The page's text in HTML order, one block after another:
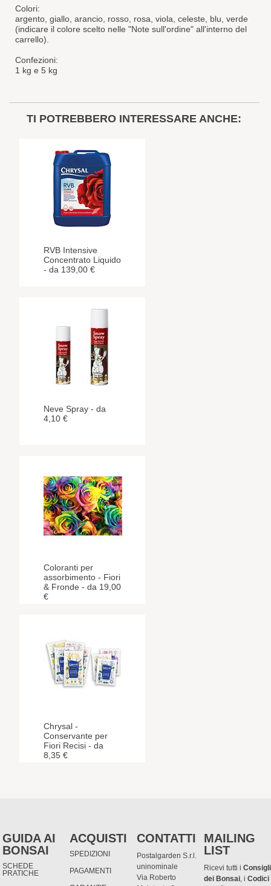
Colori:
argento, giallo, arancio, rosso, rosa, viola, celeste, blu, verde
(indicare il colore scelto nelle "Note sull'ordine" all'interno del
carrello).
Confezioni:
1 kg e 5 kg
TI POTREBBERO INTERESSARE ANCHE:
RVB Intensive
Concentrato Liquido
- da 139,00 €
Neve Spray - da
4,10 €
Coloranti per
assorbimento - Fiori
& Fronde - da 19,00
€
Chrysal -
Conservante per
Fiori Recisi - da
8,35 €
GUIDA AI
BONSAI
SCHEDE
PRATICHE
ACQUISTI
SPEDIZIONI
PAGAMENTI
CONTATTI
Postalgarden S.r.l.
uninominale
Via Roberto
MAILING
LIST
Ricevi tutti i
dei Bonsai, iCodici